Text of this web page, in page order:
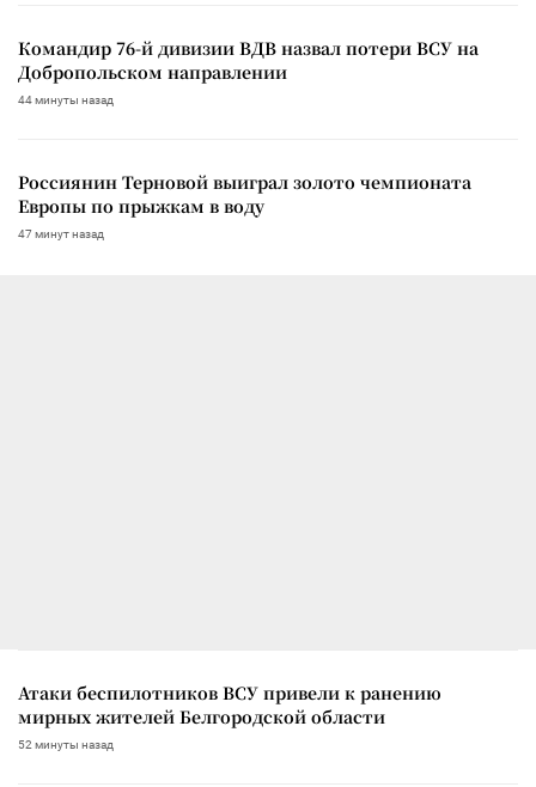
Командир 76-й дивизии ВДВ назвал потери ВСУ на
Добропольском направлении
44 минуты назад
Россиянин Терновой выиграл золото чемпионата
Европы по прыжкам в воду
47 минут назад
Атаки беспилотников ВСУ привели к ранению
мирных жителей Белгородской области
52 минуты назад